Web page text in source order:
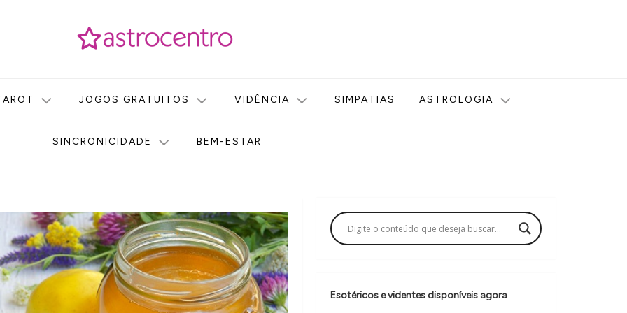
JOGOS GRATUITOS VIDÊNCIA SIMPATIAS ASTROLOGIA
SINCRONICIDADE BEM-ESTAR
Esotéricos e videntes disponíveis agora